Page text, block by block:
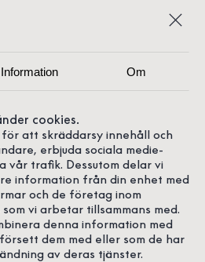
Information Om
cookies.
att skräddarsy innehåll och
erbjuda sociala medie-
vår trafik. Dessutom delar vi
information från din enhet med
och de företag inom
vi arbetar tillsammans med.
denna information med
dem med eller som de har
av deras tjänster.